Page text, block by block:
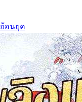
ย้อนยุค